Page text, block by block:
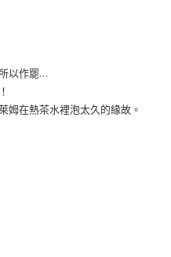
以作罷…
姆在熱茶水裡泡太久的緣故。